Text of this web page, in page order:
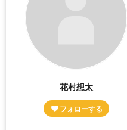
花村想太